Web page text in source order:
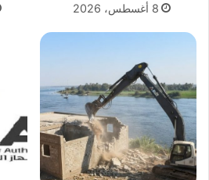
8 أغسطس، 2026